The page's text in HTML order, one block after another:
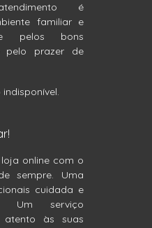
é
familiar e
pelos bons
pelo prazer de
online com o
sempre. Uma
cuidada e
Um serviço
atento às suas